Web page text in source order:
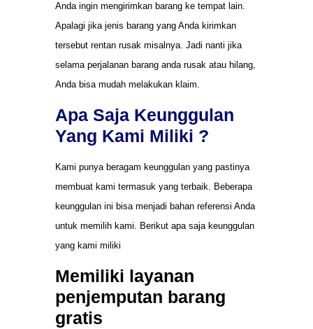
Anda ingin mengirimkan barang ke tempat lain.
Apalagi jika jenis barang yang Anda kirimkan
tersebut rentan rusak misalnya. Jadi nanti jika
selama perjalanan barang anda rusak atau hilang,
Anda bisa mudah melakukan klaim.
Apa Saja Keunggulan
Yang Kami Miliki ?
Kami punya beragam keunggulan yang pastinya
membuat kami termasuk yang terbaik. Beberapa
keunggulan ini bisa menjadi bahan referensi Anda
untuk memilih kami. Berikut apa saja keunggulan
yang kami miliki
Memiliki layanan
penjemputan barang
gratis